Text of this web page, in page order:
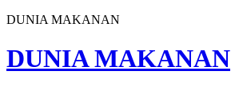
DUNIA MAKANAN
DUNIA MAKANAN